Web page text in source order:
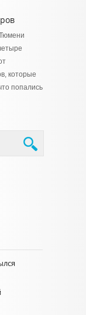
которые
попались